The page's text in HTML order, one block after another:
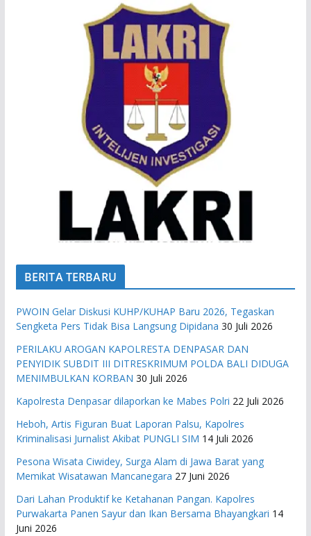
BERITA TERBARU
PWOIN Gelar Diskusi KUHP/KUHAP Baru 2026, Tegaskan
Sengketa Pers Tidak Bisa Langsung Dipidana 30 Juli 2026
PERILAKU AROGAN KAPOLRESTA DENPASAR DAN
PENYIDIK SUBDIT III DITRESKRIMUM POLDA BALI DIDUGA
MENIMBULKAN KORBAN 30 Juli 2026
Kapolresta Denpasar dilaporkan ke Mabes Polri 22 Juli 2026
Heboh, Artis Figuran Buat Laporan Palsu, Kapolres
Kriminalisasi Jurnalist Akibat PUNGLI SIM 14 Juli 2026
Pesona Wisata Ciwidey, Surga Alam di Jawa Barat yang
Memikat Wisatawan Mancanegara 27 Juni 2026
Dari Lahan Produktif ke Ketahanan Pangan. Kapolres
Purwakarta Panen Sayur dan Ikan Bersama Bhayangkari 14
Juni 2026